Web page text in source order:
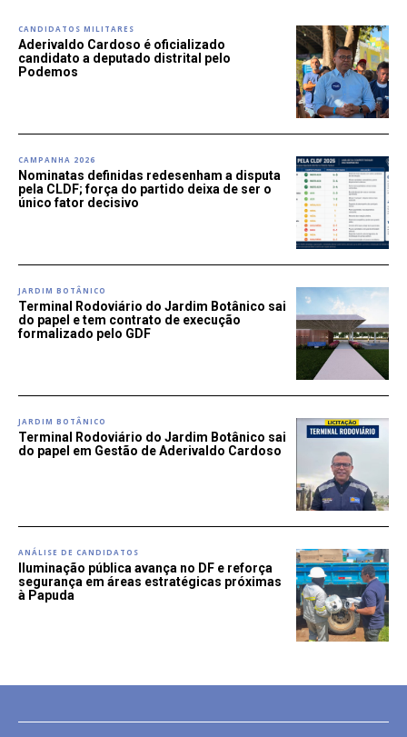
CANDIDATOS MILITARES
Aderivaldo Cardoso é oficializado
candidato a deputado distrital pelo
Podemos
CAMPANHA 2026
Nominatas definidas redesenham a disputa
pela CLDF; força do partido deixa de ser o
único fator decisivo
JARDIM BOTÂNICO
Terminal Rodoviário do Jardim Botânico sai
do papel e tem contrato de execução
formalizado pelo GDF
JARDIM BOTÂNICO
Terminal Rodoviário do Jardim Botânico sai
do papel em Gestão de Aderivaldo Cardoso
ANÁLISE DE CANDIDATOS
Iluminação pública avança no DF e reforça
segurança em áreas estratégicas próximas
à Papuda